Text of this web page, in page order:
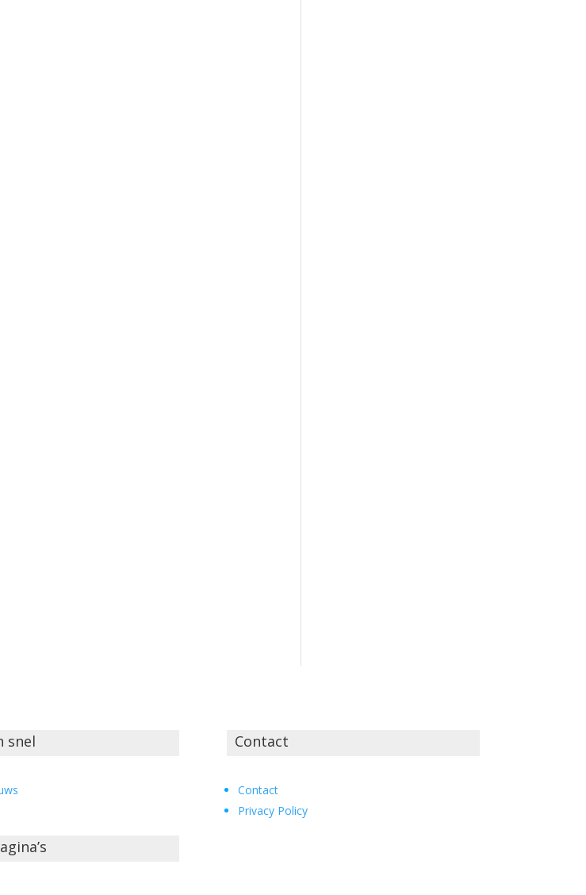
snel Contact
Contact
Privacy Policy